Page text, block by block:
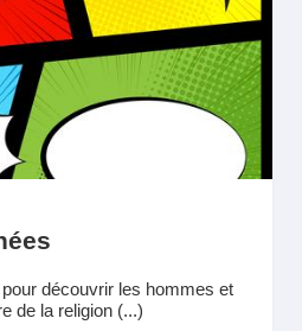
découvrir les hommes et
de la religion (...)